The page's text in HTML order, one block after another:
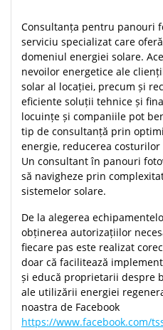
Consultanța pentru panouri
serviciu specializat care
domeniul energiei solare.
nevoilor energetice ale
solar al locației, precum și
eficiente soluții tehnice și
locuințe și companiile pot
tip de consultanță prin
energie, reducerea
Un consultant în panouri
să navigheze prin
sistemelor solare.
De la alegerea
obținerea autorizațiilor
fiecare pas este realizat
doar că facilitează
și educă proprietarii despre
ale utilizării energiei
noastra de Facebook
https://www.facebook.com/